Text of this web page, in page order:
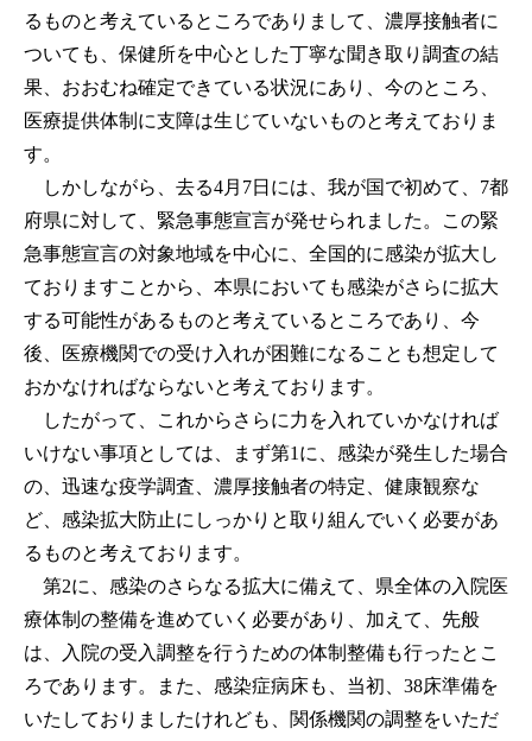
るものと考えているところでありまして、濃厚接触者に
ついても、保健所を中心とした丁寧な聞き取り調査の結
果、おおむね確定できている状況にあり、今のところ、
医療提供体制に支障は生じていないものと考えておりま
す。
しかしながら、去る4月7日には、我が国で初めて、7都
府県に対して、緊急事態宣言が発せられました。この緊
急事態宣言の対象地域を中心に、全国的に感染が拡大し
ておりますことから、本県においても感染がさらに拡大
する可能性があるものと考えているところであり、今
後、医療機関での受け入れが困難になることも想定して
おかなければならないと考えております。
したがって、これからさらに力を入れていかなければ
いけない事項としては、まず第1に、感染が発生した場合
の、迅速な疫学調査、濃厚接触者の特定、健康観察な
ど、感染拡大防止にしっかりと取り組んでいく必要があ
るものと考えております。
第2に、感染のさらなる拡大に備えて、県全体の入院医
療体制の整備を進めていく必要があり、加えて、先般
は、入院の受入調整を行うための体制整備も行ったとこ
ろであります。また、感染症病床も、当初、38床準備を
いたしておりましたけれども、関係機関の調整をいただ